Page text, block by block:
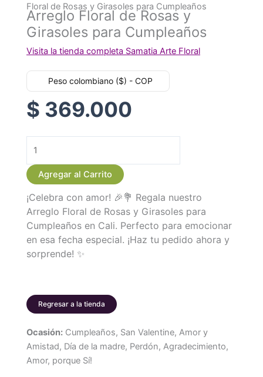
Floral de Rosas y Girasoles para Cumpleaños
Arreglo Floral de Rosas y
Girasoles para Cumpleaños
Visita la tienda completa Samatia Arte Floral
Peso colombiano ($) - COP
$ 369.000
Arreglo
Floral
de
Rosas
y
Girasoles
para
Cumpleaños
Agregar al Carrito
¡Celebra con amor! 🎉💐 Regala nuestro
Arreglo Floral de Rosas y Girasoles para
Cumpleaños en Cali. Perfecto para emocionar
en esa fecha especial. ¡Haz tu pedido ahora y
sorprende! ✨
Regresar a la tienda
Ocasión: Cumpleaños, San Valentine, Amor y
Amistad, Día de la madre, Perdón, Agradecimiento,
Amor, porque Sí!